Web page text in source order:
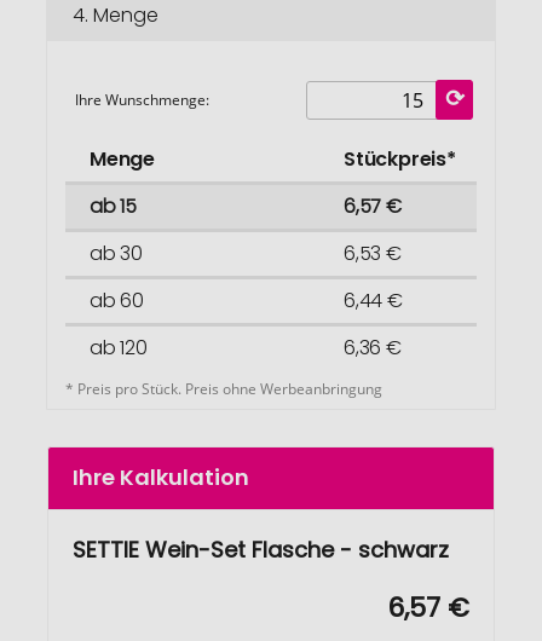
4. Menge
Ihre Wunschmenge:
Menge
Stückpreis*
ab 15
6,57 €
ab 30
6,53 €
ab 60
6,44 €
ab 120
6,36 €
* Preis pro Stück. Preis ohne Werbeanbringung
Ihre Kalkulation
SETTIE Wein-Set Flasche - schwarz
6,57 €